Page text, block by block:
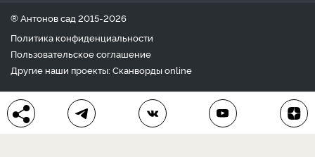
® Антонов сад 2015-2026
Политика конфиденциальности
Пользовательское соглашение
Другие наши проекты: Сканвордыonline
Любое использование материала допускается только с
письменного согласия редакции